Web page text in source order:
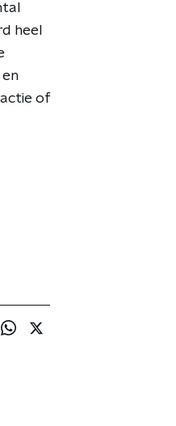
heel
of